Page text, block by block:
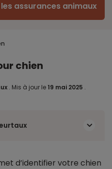
assurances animaux
chien
. Mis à jour le 19 mai 2025 .
d’identifier votre chien